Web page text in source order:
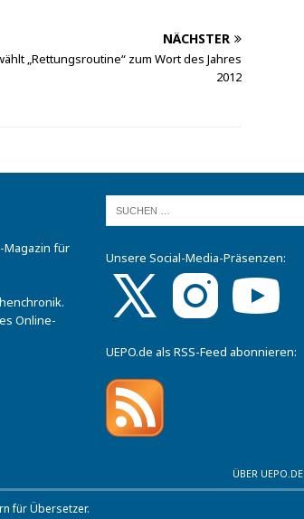
NÄCHSTER
„Rettungsroutine“ zum Wort des Jahres
2012
Magazin für
Online-
Unsere Social-Media-Präsenzen:
UEPO.de als RSS-Feed abonnieren:
ÜBER UEPO.DE
für Übersetzer.